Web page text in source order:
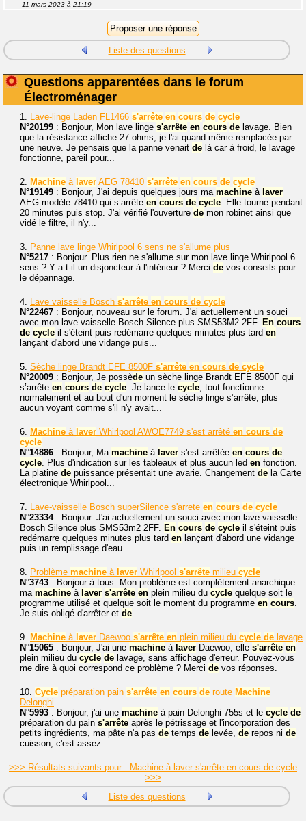
11 mars 2023 à 21:19
Liste des questions
Questions apparentées dans le forum
Électroménager
1. Lave-linge Laden FL1466 s'arrête en cours de cycle
N°20199 : Bonjour, Mon lave linge s'arrête en cours de lavage. Bien
que la résistance affiche 27 ohms, je l'ai quand même remplacée par
une neuve. Je pensais que la panne venait de là car à froid, le lavage
fonctionne, pareil pour...
2. Machine à laver AEG 78410 s'arrête en cours de cycle
N°19149 : Bonjour, J'ai depuis quelques jours ma machine à laver
AEG modèle 78410 qui s’arrête en cours de cycle. Elle tourne pendant
20 minutes puis stop. J'ai vérifié l'ouverture de mon robinet ainsi que
vidé le filtre, il n'y...
3. Panne lave linge Whirlpool 6 sens ne s'allume plus
N°5217 : Bonjour. Plus rien ne s'allume sur mon lave linge Whirlpool 6
sens ? Y a t-il un disjoncteur à l'intérieur ? Merci de vos conseils pour
le dépannage.
4. Lave vaisselle Bosch s'arrête en cours de cycle
N°22467 : Bonjour, nouveau sur le forum. J'ai actuellement un souci
avec mon lave vaisselle Bosch Silence plus SMS53M2 2FF. En cours
de cycle il s'éteint puis redémarre quelques minutes plus tard en
lançant d'abord une vidange puis...
5. Sèche linge Brandt EFE 8500F s'arrête en cours de cycle
N°20009 : Bonjour, Je possède un sèche linge Brandt EFE 8500F qui
s’arrête en cours de cycle. Je lance le cycle, tout fonctionne
normalement et au bout d'un moment le sèche linge s’arrête, plus
aucun voyant comme s'il n'y avait...
6. Machine à laver Whirlpool AWOE7749 s'est arrêté en cours de
cycle
N°14886 : Bonjour, Ma machine à laver s'est arrêtée en cours de
cycle. Plus d'indication sur les tableaux et plus aucun led en fonction.
La platine de puissance présentait une avarie. Changement de la Carte
électronique Whirlpool...
7. Lave-vaisselle Bosch superSilence s'arrete en cours de cycle
N°23334: Bonjour. J'ai actuellement un souci avec mon lave-vaisselle
Bosch Silence plus SMS53m2 2FF. En cours de cycle il s'éteint puis
redémarre quelques minutes plus tard en lançant d'abord une vidange
puis un remplissage d'eau...
8. Problème machine à laver Whirlpool s'arrête milieu cycle
N°3743 : Bonjour à tous. Mon problème est complètement anarchique
ma machine à laver s'arrête en plein milieu du cycle quelque soit le
programme utilisé et quelque soit le moment du programme en cours.
Je suis obligé d'arrêter et de...
9. Machine à laver Daewoo s'arrête en plein milieu du cycle de lavage
N°15065 : Bonjour, J'ai une machine à laver Daewoo, elle s'arrête en
plein milieu du cycle de lavage, sans affichage d'erreur. Pouvez-vous
me dire à quoi correspond ce problème ? Merci de vos réponses.
10. Cycle préparation pain s'arrête en cours de route Machine
Delonghi
N°5993 : Bonjour, j'ai une machine à pain Delonghi 755s et le cycle de
préparation du pain s'arrête après le pétrissage et l'incorporation des
petits ingrédients, ma pâte n'a pas de temps de levée, de repos ni de
cuisson, c'est assez...
>>> Résultats suivants pour : Machine à laver s'arrête en cours de cycle
>>>
Liste des questions